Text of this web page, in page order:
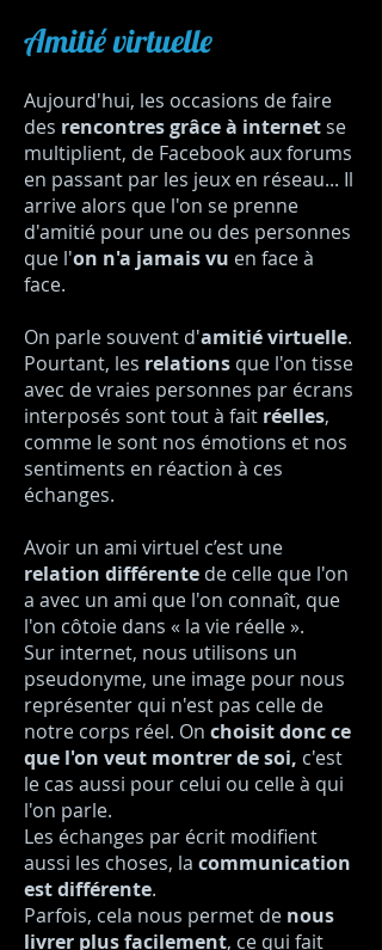
Amitié virtuelle
Aujourd'hui, les occasions de faire
des rencontres grâce à internetse
multiplient, de Facebook aux forums
en passant par les jeux en réseau... Il
arrive alors que l'on se prenne
d'amitié pour une ou des personnes
que l'on n'a jamais vu en face à
face.
On parle souvent d'amitié virtuelle.
Pourtant, les relations que l'on tisse
avec de vraies personnes par écrans
interposés sont tout à fait réelles,
comme le sont nos émotions et nos
sentiments en réaction à ces
échanges.
Avoir un ami virtuel c’est une
relation différente de celle que l'on
a avec un ami que l'on connaît, que
l'on côtoie dans « la vie réelle ».
Sur internet, nous utilisons un
pseudonyme, une image pour nous
représenter qui n'est pas celle de
notre corps réel. On choisit donc ce
que l'on veut montrer de soi, c'est
le cas aussi pour celui ou celle à qui
l'on parle.
Les échanges par écrit modifient
aussi les choses, la communication
est différente.
Parfois, cela nous permet de nous
livrer plus facilement, ce qui fait